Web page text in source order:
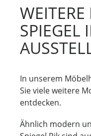
SPIEGEL
In unserem
Sie viele weitere
entdecken.
Ähnlich modern